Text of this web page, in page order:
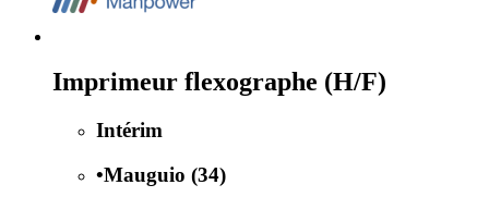
Imprimeur flexographe (H/F)
Intérim
•Mauguio (34)